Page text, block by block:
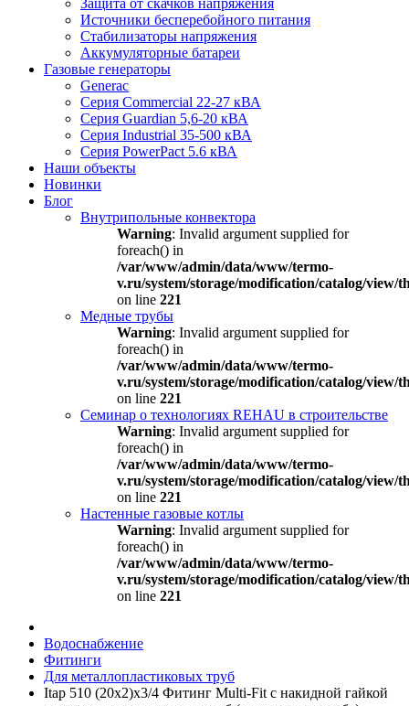
Защита от скачков напряжения
Источники бесперебойного питания
Стабилизаторы напряжения
Аккумуляторные батареи
Газовые генераторы
Generac
Серия Commercial 22-27 кВА
Серия Guardian 5,6-20 кВА
Серия Industrial 35-500 кВА
Серия PowerPact 5.6 кВА
Наши объекты
Новинки
Блог
Внутрипольные конвектора
Warning: Invalid argument supplied for
foreach() in
/var/www/admin/data/www/termo-
v.ru/system/storage/modification/catalog/view/
on line 221
Медные трубы
Warning: Invalid argument supplied for
foreach() in
/var/www/admin/data/www/termo-
v.ru/system/storage/modification/catalog/view/
on line 221
Семинар о технологиях REHAU в строительстве
Warning: Invalid argument supplied for
foreach() in
/var/www/admin/data/www/termo-
v.ru/system/storage/modification/catalog/view/
on line 221
Настенные газовые котлы
Warning: Invalid argument supplied for
foreach() in
/var/www/admin/data/www/termo-
v.ru/system/storage/modification/catalog/view/
on line 221
Водоснабжение
Фитинги
Для металлопластиковых труб
Itap 510 (20x2)x3/4 Фитинг Multi-Fit с накидной гайкой